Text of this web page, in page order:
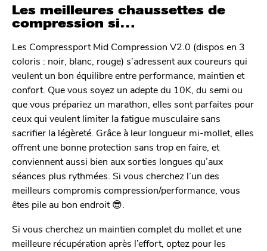
Les meilleures chaussettes de
compression si…
Les Compressport Mid Compression V2.0 (dispos en 3
coloris : noir, blanc, rouge) s’adressent aux coureurs qui
veulent un bon équilibre entre performance, maintien et
confort. Que vous soyez un adepte du 10K, du semi ou
que vous prépariez un marathon, elles sont parfaites pour
ceux qui veulent limiter la fatigue musculaire sans
sacrifier la légèreté. Grâce à leur longueur mi-mollet, elles
offrent une bonne protection sans trop en faire, et
conviennent aussi bien aux sorties longues qu’aux
séances plus rythmées. Si vous cherchez l’un des
meilleurs compromis compression/performance, vous
êtes pile au bon endroit 😎.
Si vous cherchez un maintien complet du mollet et une
meilleure récupération après l’effort, optez pour les